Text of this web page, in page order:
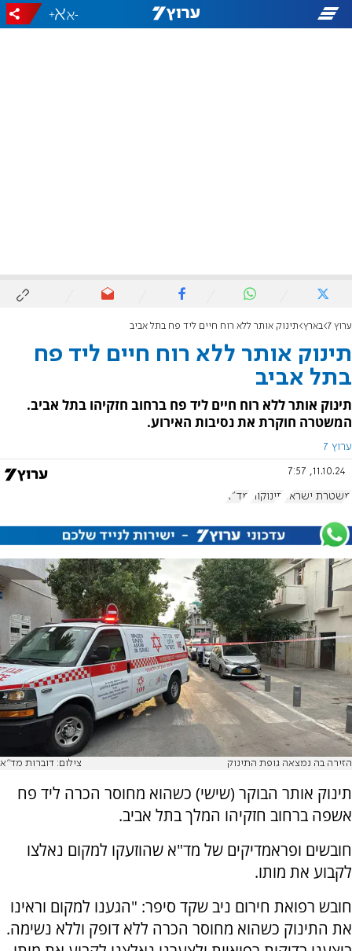
-
+
ערוץ 7 בארץ תינוק אותר ללא רוח חיים ליד פח בתל אביב
תינוק אותר ללא רוח חיים ליד פח
בתל אביב
תינוק אותר ללא רוח חיים ליד פח ברחוב חזקיהו בתל אביב.
המשטרה חוקרת את נסיבות האירוע.
ערוץ 7
11.10.24, 7:57
משטרת ישראל תינוקות מד"א
הזירה בה נמצאה גופת התינוק צילום: דוברות מד"א
תינוק אותר הבוקר (שישי) כשהוא מחוסר הכרה ליד פח
אשפה ברחוב חזקיהו המלך בתל אביב.
חובשים ופראמדיקים של מד"א שהוזעקו למקום נאלצו
לקבוע את מותו.
חובש רפואת חירום ניב שקד סיפר: "הגענו למקום וראינו
את התינוק כשהוא מחוסר הכרה ללא דופק וללא נשימה.